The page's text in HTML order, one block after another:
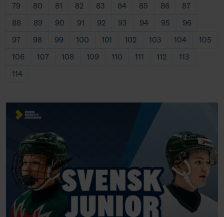
79
80 81 82 83 84 85 86
87
88
89 90 91 92 93 94 95
96
97
98 99 100 101 102 103 104
105
106
107 108 109 110 111 112
113
114